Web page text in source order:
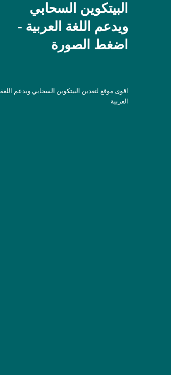
البيتكوين السحابي
ويدعم اللغة العربية -
اضغط الصورة
اقوى موقع لتعدين البيتكوين السحابي ويدعم اللغة
العربية